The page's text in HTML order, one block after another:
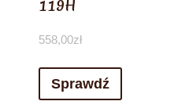
119H
558,00zł
Sprawdź